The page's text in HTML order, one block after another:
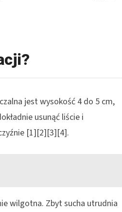
jest wysokość 4 do 5 cm,
usunąć liście i
[1][2][3][4].
wilgotna. Zbyt sucha utrudnia